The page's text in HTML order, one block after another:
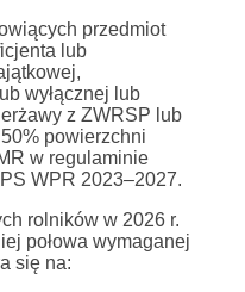
przedmiot
lub
wyłącznej lub
z ZWRSP lub
powierzchni
w regulaminie
WPR 2023–2027.
rolników w 2026 r.
połowa wymaganej
się na: